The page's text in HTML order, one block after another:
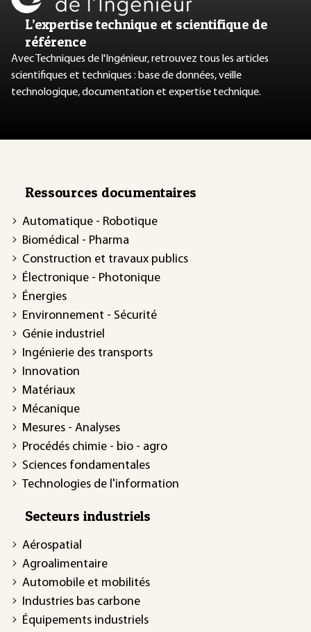
L’expertise technique et scientifique de
référence
Avec Techniques de l'Ingénieur, retrouvez tous les articles
scientifiques et techniques : base de données, veille
technologique, documentation et expertise technique.
Ressources documentaires
Automatique - Robotique
Biomédical - Pharma
Construction et travaux publics
Électronique - Photonique
Énergies
Environnement - Sécurité
Génie industriel
Ingénierie des transports
Innovation
Matériaux
Mécanique
Mesures - Analyses
Procédés chimie - bio - agro
Sciences fondamentales
Technologies de l'information
Secteurs industriels
Aérospatial
Agroalimentaire
Automobile et mobilités
Industries bas carbone
Équipements industriels